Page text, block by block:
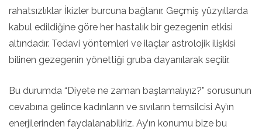
rahatsızlıklar İkizler burcuna bağlanır. Geçmiş yüzyıllarda
kabul edildiğine göre her hastalık bir gezegenin etkisi
altındadır. Tedavi yöntemleri ve ilaçlar astrolojik ilişkisi
bilinen gezegenin yönettiği gruba dayanılarak seçilir.
Bu durumda “Diyete ne zaman başlamalıyız?” sorusunun
cevabına gelince kadınların ve sıvıların temsilcisi Ay’ın
enerjilerinden faydalanabiliriz. Ay’ın konumu bize bu